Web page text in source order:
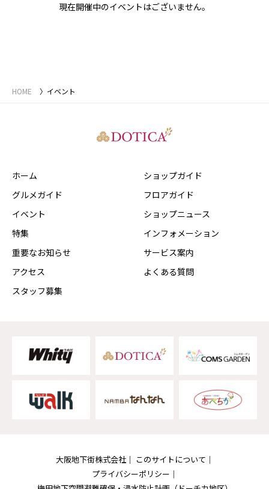
現在開催中のイベントはございません。
HOME イベント
ホーム
グルメガイド
イベント
特集
重要なお知らせ
アクセス
スタッフ募集
ショップガイド
フロアガイド
ショップニュース
インフォメーション
サービス案内
よくある質問
大阪地下街株式会社
このサイトについて
プライバシーポリシー